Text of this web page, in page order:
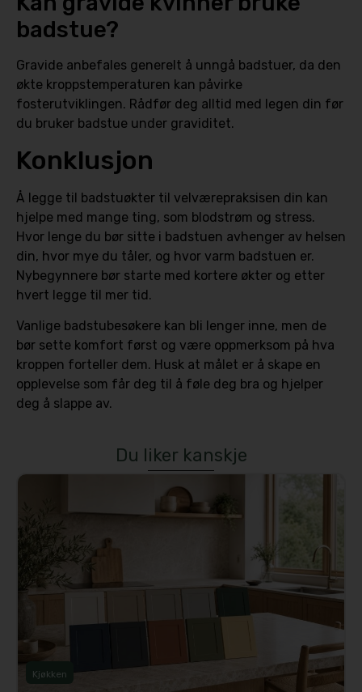
badstue?
Gravide anbefales generelt å unngå badstuer, da den
økte kroppstemperaturen kan påvirke
fosterutviklingen. Rådfør deg alltid med legen din før
du bruker badstue under graviditet.
Konklusjon
Å legge til badstuøkter til velværepraksisen din kan
hjelpe med mange ting, som blodstrøm og stress.
Hvor lenge du bør sitte i badstuen avhenger av helsen
din, hvor mye du tåler, og hvor varm badstuen er.
Nybegynnere bør starte med kortere økter og etter
hvert legge til mer tid.
Vanlige badstubesøkere kan bli lenger inne, men de
bør sette komfort først og være oppmerksom på hva
kroppen forteller dem. Husk at målet er å skape en
opplevelse som får deg til å føle deg bra og hjelper
deg å slappe av.
Du liker kanskje
Kjøkken